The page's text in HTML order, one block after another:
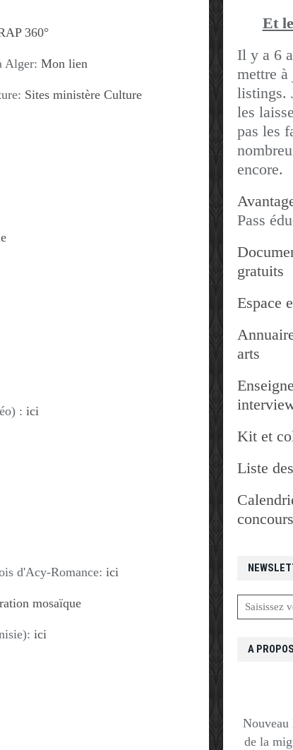
360°
Alger: Mon lien
Sites ministère Culture
: ici
d'Acy-Romance: ici
mosaïque
ici
Et
Il y a 6
mettre à
listings.
les
pas les
encore.
Pass
gratuits
Espace
arts
Kit et
Liste
A
Nouveau
de la